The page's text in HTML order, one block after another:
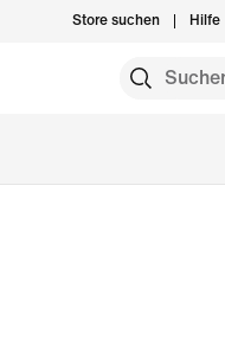
Store suchen Hilfe